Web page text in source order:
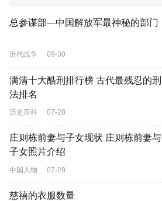
总参谋部---中国解放军最神秘的部门
近代战争 09-30
满清十大酷刑排行榜 古代最残忍的刑
法排名
历史百科 07-28
庄则栋前妻与子女现状 庄则栋前妻与
子女照片介绍
中国人物 07-28
慈禧的衣服数量